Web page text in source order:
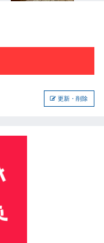
更新・削除